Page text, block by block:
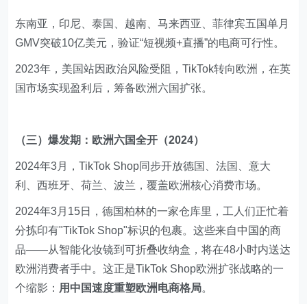
东南亚，印尼、泰国、越南、马来西亚、菲律宾五国单月
GMV突破10亿美元，验证“短视频+直播”的电商可行性。
2023年，美国站因政治风险受阻，TikTok转向欧洲，在英
国市场实现盈利后，筹备欧洲六国扩张。
（三）爆发期：欧洲六国全开（2024）
2024年3月，TikTok Shop同步开放德国、法国、意大
利、西班牙、荷兰、波兰，覆盖欧洲核心消费市场。
2024年3月15日，德国柏林的一家仓库里，工人们正忙着
分拣印有"TikTok Shop"标识的包裹。这些来自中国的商
品——从智能化妆镜到可折叠收纳盒，将在48小时内送达
欧洲消费者手中。这正是TikTok Shop欧洲扩张战略的一
个缩影： 用中国速度重塑欧洲电商格局。